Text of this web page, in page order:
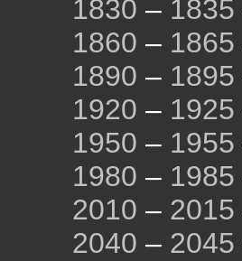
1830 – 1835
1860 – 1865
1890 – 1895
1920 – 1925
1950 – 1955
1980 – 1985
2010 – 2015
2040 – 2045